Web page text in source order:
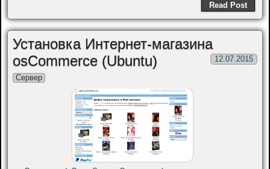
Read Post
Установка Интернет-магазина
osCommerce (Ubuntu)
12.07.2015
Сервер